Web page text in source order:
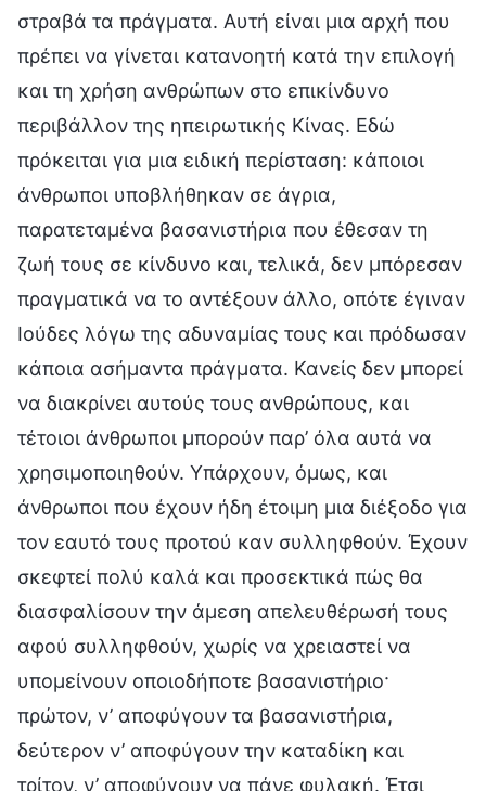
στραβά τα πράγματα. Αυτή είναι μια αρχή που
πρέπει να γίνεται κατανοητή κατά την επιλογή
και τη χρήση ανθρώπων στο επικίνδυνο
περιβάλλον της ηπειρωτικής Κίνας. Εδώ
πρόκειται για μια ειδική περίσταση: κάποιοι
άνθρωποι υποβλήθηκαν σε άγρια,
παρατεταμένα βασανιστήρια που έθεσαν τη
ζωή τους σε κίνδυνο και, τελικά, δεν μπόρεσαν
πραγματικά να το αντέξουν άλλο, οπότε έγιναν
Ιούδες λόγω της αδυναμίας τους και πρόδωσαν
κάποια ασήμαντα πράγματα. Κανείς δεν μπορεί
να διακρίνει αυτούς τους ανθρώπους, και
τέτοιοι άνθρωποι μπορούν παρ’ όλα αυτά να
χρησιμοποιηθούν. Υπάρχουν, όμως, και
άνθρωποι που έχουν ήδη έτοιμη μια διέξοδο για
τον εαυτό τους προτού καν συλληφθούν. Έχουν
σκεφτεί πολύ καλά και προσεκτικά πώς θα
διασφαλίσουν την άμεση απελευθέρωσή τους
αφού συλληφθούν, χωρίς να χρειαστεί να
υπομείνουν οποιοδήποτε βασανιστήριο·
πρώτον, ν’ αποφύγουν τα βασανιστήρια,
δεύτερον ν’ αποφύγουν την καταδίκη και
τρίτον, ν’ αποφύγουν να πάνε φυλακή. Έτσι